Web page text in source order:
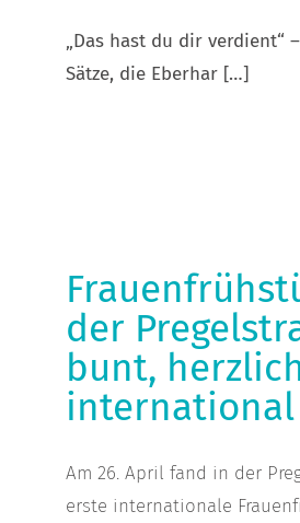
„Das hast du dir verdient“
Sätze, die Eberhar […]
der
bunt,
international
Am 26. April fand in der
erste internationale